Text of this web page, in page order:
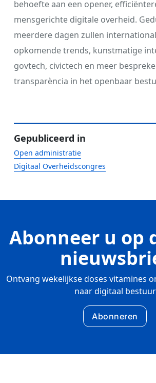
behoefte aan een opener,
mensgerichte digitale overheid.
meerdere dagen zullen
opkomende trends, kunstmatige
govtech, civictech en meer
transparència in het openbaar
Gepubliceerd in
Open administratie
Digitaal Overheidscongres
Abonneer u op
Ontvang wekelijkse doses vitamines
naar digitaal bestuur
Abonneren